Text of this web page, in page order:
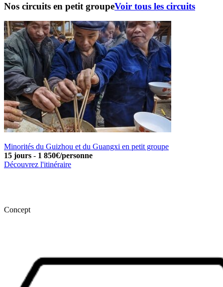
Nos circuits en petit groupeVoir tous les circuits
Minorités du Guizhou et du Guangxi en petit groupe
15 jours - 1 850€/personne
Découvrez l'itinéraire
Concept